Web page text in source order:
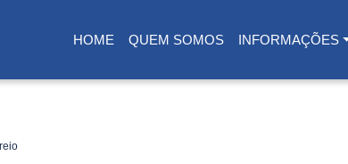
HOME
(CURRENT)
QUEM SOMOS INFORMAÇÕES